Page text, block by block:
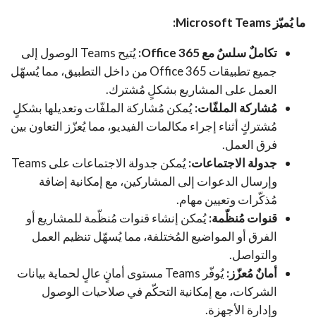
ما يُميّز Microsoft Teams:
تكاملٌ سلسٌ مع Office 365:
يُتيح Teams الوصول إلى
جميع تطبيقات Office 365 من داخل التطبيق، مما يُسهّل
العمل على المشاريع بشكلٍ مُشترك.
مُشاركة الملفّات:يُمكن مُشاركة الملفّات وتعديلها بشكلٍ
مُشتركٍ أثناء إجراء مكالمات الفيديو، مما يُعزّز التعاون بين
فرق العمل.
جدولة الاجتماعات:
يُمكن جدولة الاجتماعات على Teams
وإرسال الدعوات إلى المشاركين، مع إمكانية إضافة
مُذكّرات وتعيين مهام.
قنوات مُنظّمة:يُمكن إنشاء قنوات مُنظّمة للمشاريع أو
الفرق أو المواضيع المُختلفة، مما يُسهّل تنظيم العمل
والتواصل.
أمانٌ مُعزّز:
يُوفّر Teams مستوى أمانٍ عالٍ لحماية بيانات
الشركات، مع إمكانية التحكّم في صلاحيات الوصول
وإدارة الأجهزة.